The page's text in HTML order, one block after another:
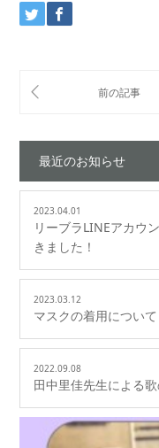
最近のお知らせ
2023.04.01
リーブラLINEアカウ
きました！
2023.03.12
マスクの着用について
2022.09.08
田中里佳先生による